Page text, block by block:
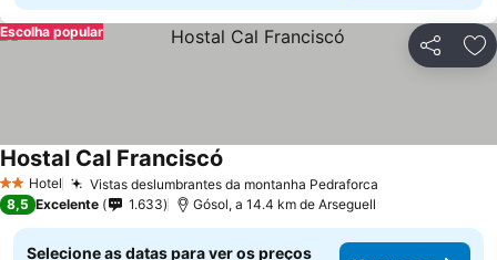
Partilhar
Escolha popular
2 Estrelas
Hotel Vistas deslumbrantes da montanha Pedraforca
Hostal Cal Franciscó
8,5 Excelente 1.633 Gósol, a 14.4 km de Arseguell
Selecione as datas para ver os preços